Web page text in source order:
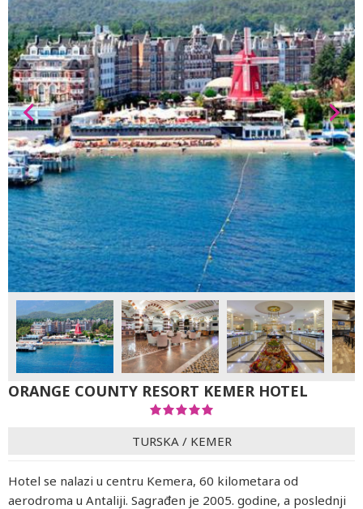
ORANGE COUNTY RESORT KEMER HOTEL
TURSKA / KEMER
Hotel se nalazi u centru Kemera, 60 kilometara od
aerodroma u Antaliji. Sagrađen je 2005. godine, a poslednji